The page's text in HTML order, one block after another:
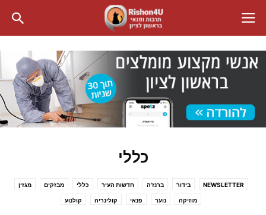
כללי
NEWSLETTER בידור ברנז'ה חדשות העיר כללי מבזקים מגזין
מוזיקה נוער פנאי קולינריה קולנוע